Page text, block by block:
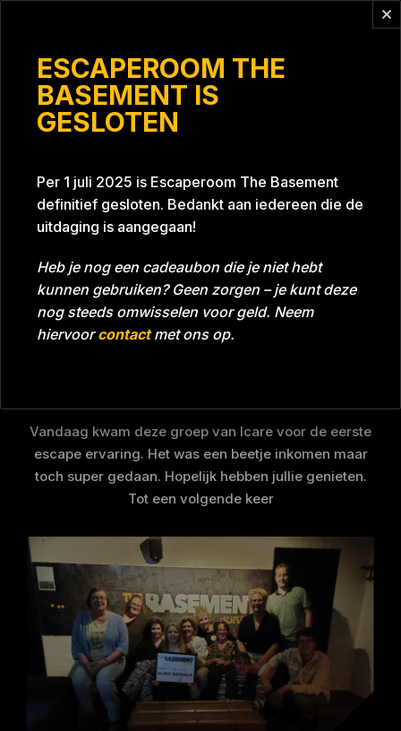
ESCAPEROOM THE
BASEMENT IS
GESLOTEN
Per 1 juli 2025 is Escaperoom The Basement
definitief gesloten. Bedankt aan iedereen die de
uitdaging is aangegaan!
Heb je nog een cadeaubon die je niet hebt
kunnen gebruiken? Geen zorgen – je kunt deze
nog steeds omwisselen voor geld. Neem
hiervoorcontactmet ons op.
Tijd Bijna gehaald Datum 22-04-2022
Room Project Blue 26A8
Vandaag kwam deze groep van Icare voor de eerste
escape ervaring. Het was een beetje inkomen maar
toch super gedaan. Hopelijk hebben jullie genieten.
Tot een volgende keer